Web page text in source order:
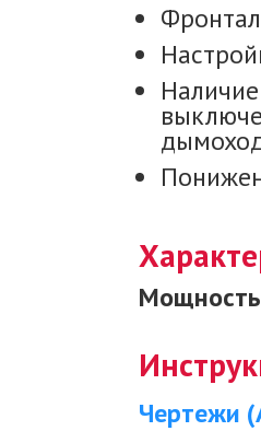
Мощность
Чертежи